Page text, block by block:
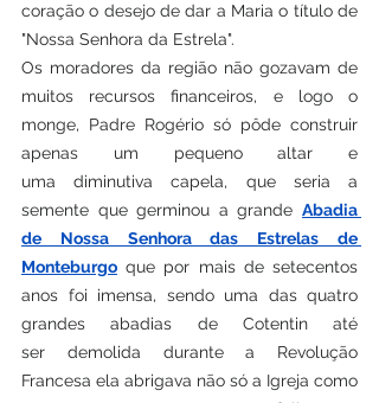
coração o desejo de dar a Maria o título de
"Nossa Senhora da Estrela".
Os moradores da região não gozavam de
muitos recursos financeiros, e logo o
monge, Padre Rogério só pôde construir
apenas um pequeno altar e
uma diminutiva capela, que seria a
semente que germinou a grande Abadia
de Nossa Senhora das Estrelas de
Monteburgo que por mais de setecentos
anos foi imensa, sendo uma das quatro
grandes abadias de Cotentin até
ser demolida durante a Revolução
Francesa ela abrigava não só a Igreja como